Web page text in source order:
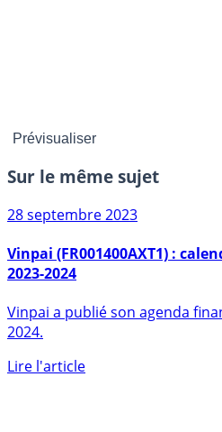
Sur le même sujet
Vinpai (FR001400AXT1) :
Vinpai a publié son agenda
2024.